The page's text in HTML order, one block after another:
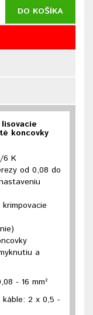
DO KOŠÍKA
koncovky
6 K
od 0,08 do
a
- 16 mm²
káble: 2 x 0,5 -